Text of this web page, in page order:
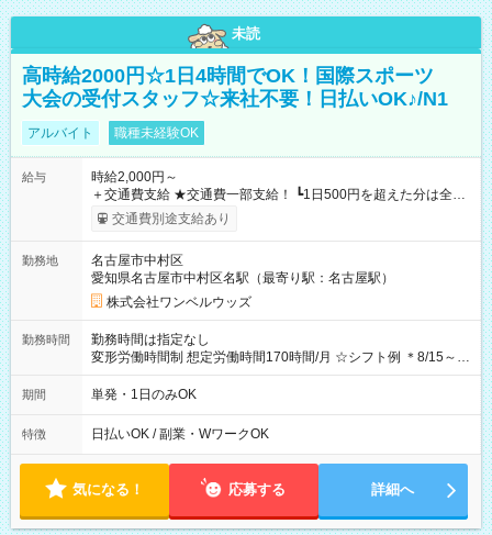
未読
高時給2000円☆1日4時間でOK！国際スポーツ
大会の受付スタッフ☆来社不要！日払いOK♪/N1
アルバイト 職種未経験OK
給与
時給2,000円～
＋交通費支給 ★交通費一部支給！ ┗1日500円を超えた分は全額
支給！ ※往復500円以内の方は自己負担となります ★日払い
OK！（規定あり） ┗働いたその日に現金GET♪ お仕事後はコン
期間なし
交通費別途支給あり
勤務地
名古屋市中村区
愛知県名古屋市中村区名駅（最寄り駅：名古屋駅）
株式会社ワンベルウッズ
勤務時間
勤務時間は指定なし
変形労働時間制 想定労働時間170時間/月 ☆シフト例 ＊8/15～
10/26 全日共通 08：00～12：00 17：00～21：00 ＊8/31
～9/19のみ下記シフトもあります！ 12：00～16：00 ＊9/6～
00
期間 単発・1日のみOK
特徴 日払いOK / 副業・WワークOK
気になる！ 応募する 詳細へ